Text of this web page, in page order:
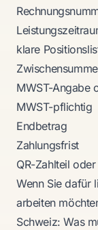
klare
Zwischensumme
MWST-Angabe
MWST-pflichtig
Endbetrag
Zahlungsfrist
QR-Zahlteil oder
Wenn Sie dafür
arbeiten
Schweiz: Was